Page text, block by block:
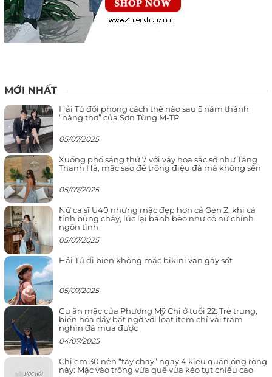
MỚI NHẤT
Hải Tú đổi phong cách thế nào sau 5 năm thành
“nàng thơ” của Sơn Tùng M-TP
05/07/2025
Xuống phố sáng thứ 7 với váy hoa sặc sỡ như Tăng
Thanh Hà, mặc sao để trông điệu đà mà không sến
05/07/2025
Nữ ca sĩ U40 nhưng mặc đẹp hơn cả Gen Z, khi cá
tính bùng cháy, lúc lại bánh bèo như cô nữ chính
ngôn tình
05/07/2025
Hải Tú đi biển không mặc bikini vẫn gây sốt
05/07/2025
Gu ăn mặc của Phương Mỹ Chi ở tuổi 22: Trẻ trung,
biến hóa đầy bất ngờ với loạt item chỉ vài trăm
nghìn đã mua được
04/07/2025
Chị em 30 nên “tẩy chay” ngay 4 kiểu quần ống rộng
này: Mặc vào trông vừa quê vừa kéo tụt chiều cao